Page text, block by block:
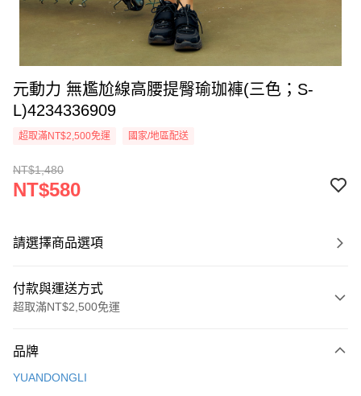
元動力 無尷尬線高腰提臀瑜珈褲(三色；S-
L)4234336909
超取滿NT$2,500免運 國家/地區配送
NT$1,480
NT$580
請選擇商品選項
付款與運送方式
超取滿NT$2,500免運
信用卡一次付款
品牌
YUANDONGLI